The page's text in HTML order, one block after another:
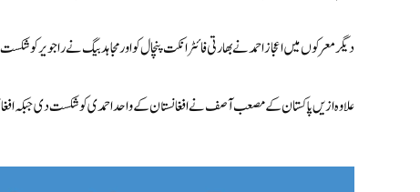
دیگر معرکوں میں اعجاز احمد نے بھارتی فائٹر انکت پنچال کو اور مجاہد بیگ نے راجویر کو
علاوہ ازیں پاکستان کے مصعب آصف نے افغانستان کے واحد احمدی کو شکست دی جبکہ